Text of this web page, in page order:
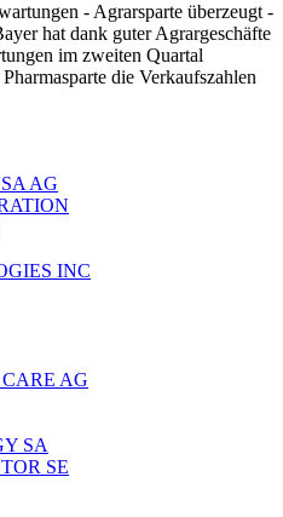
- Agrarsparte überzeugt -
hat dank guter Agrargeschäfte
im zweiten Quartal
die Verkaufszahlen
AG
INC
AG
SA
SE